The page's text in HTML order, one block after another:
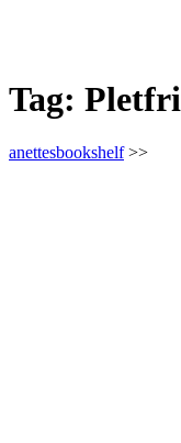
Tag: Pletfri
anettesbookshelf>>